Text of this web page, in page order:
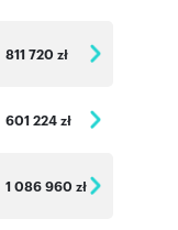
811 720 zł
601 224 zł
1 086 960 zł